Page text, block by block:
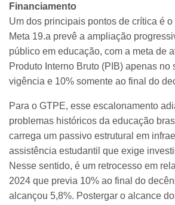
Financiamento
Um dos principais pontos de crítica é
Meta 19.a prevê a ampliação
público em educação, com a meta de
Produto Interno Bruto (PIB) apenas no
vigência e 10% somente ao final do
Para o GTPE, esse escalonamento
problemas históricos da educação
carrega um passivo estrutural em
assistência estudantil que exige
Nesse sentido, é um retrocesso em
2024 que previa 10% ao final do
alcançou 5,8%. Postergar o alcance